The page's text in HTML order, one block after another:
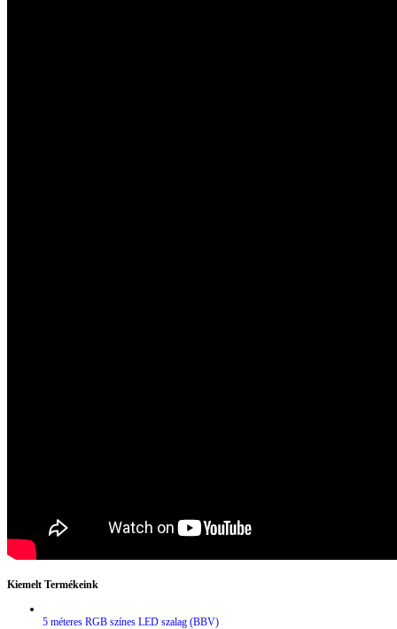
Kiemelt Termékeink
5 méteres RGB színes LED szalag (BBV)